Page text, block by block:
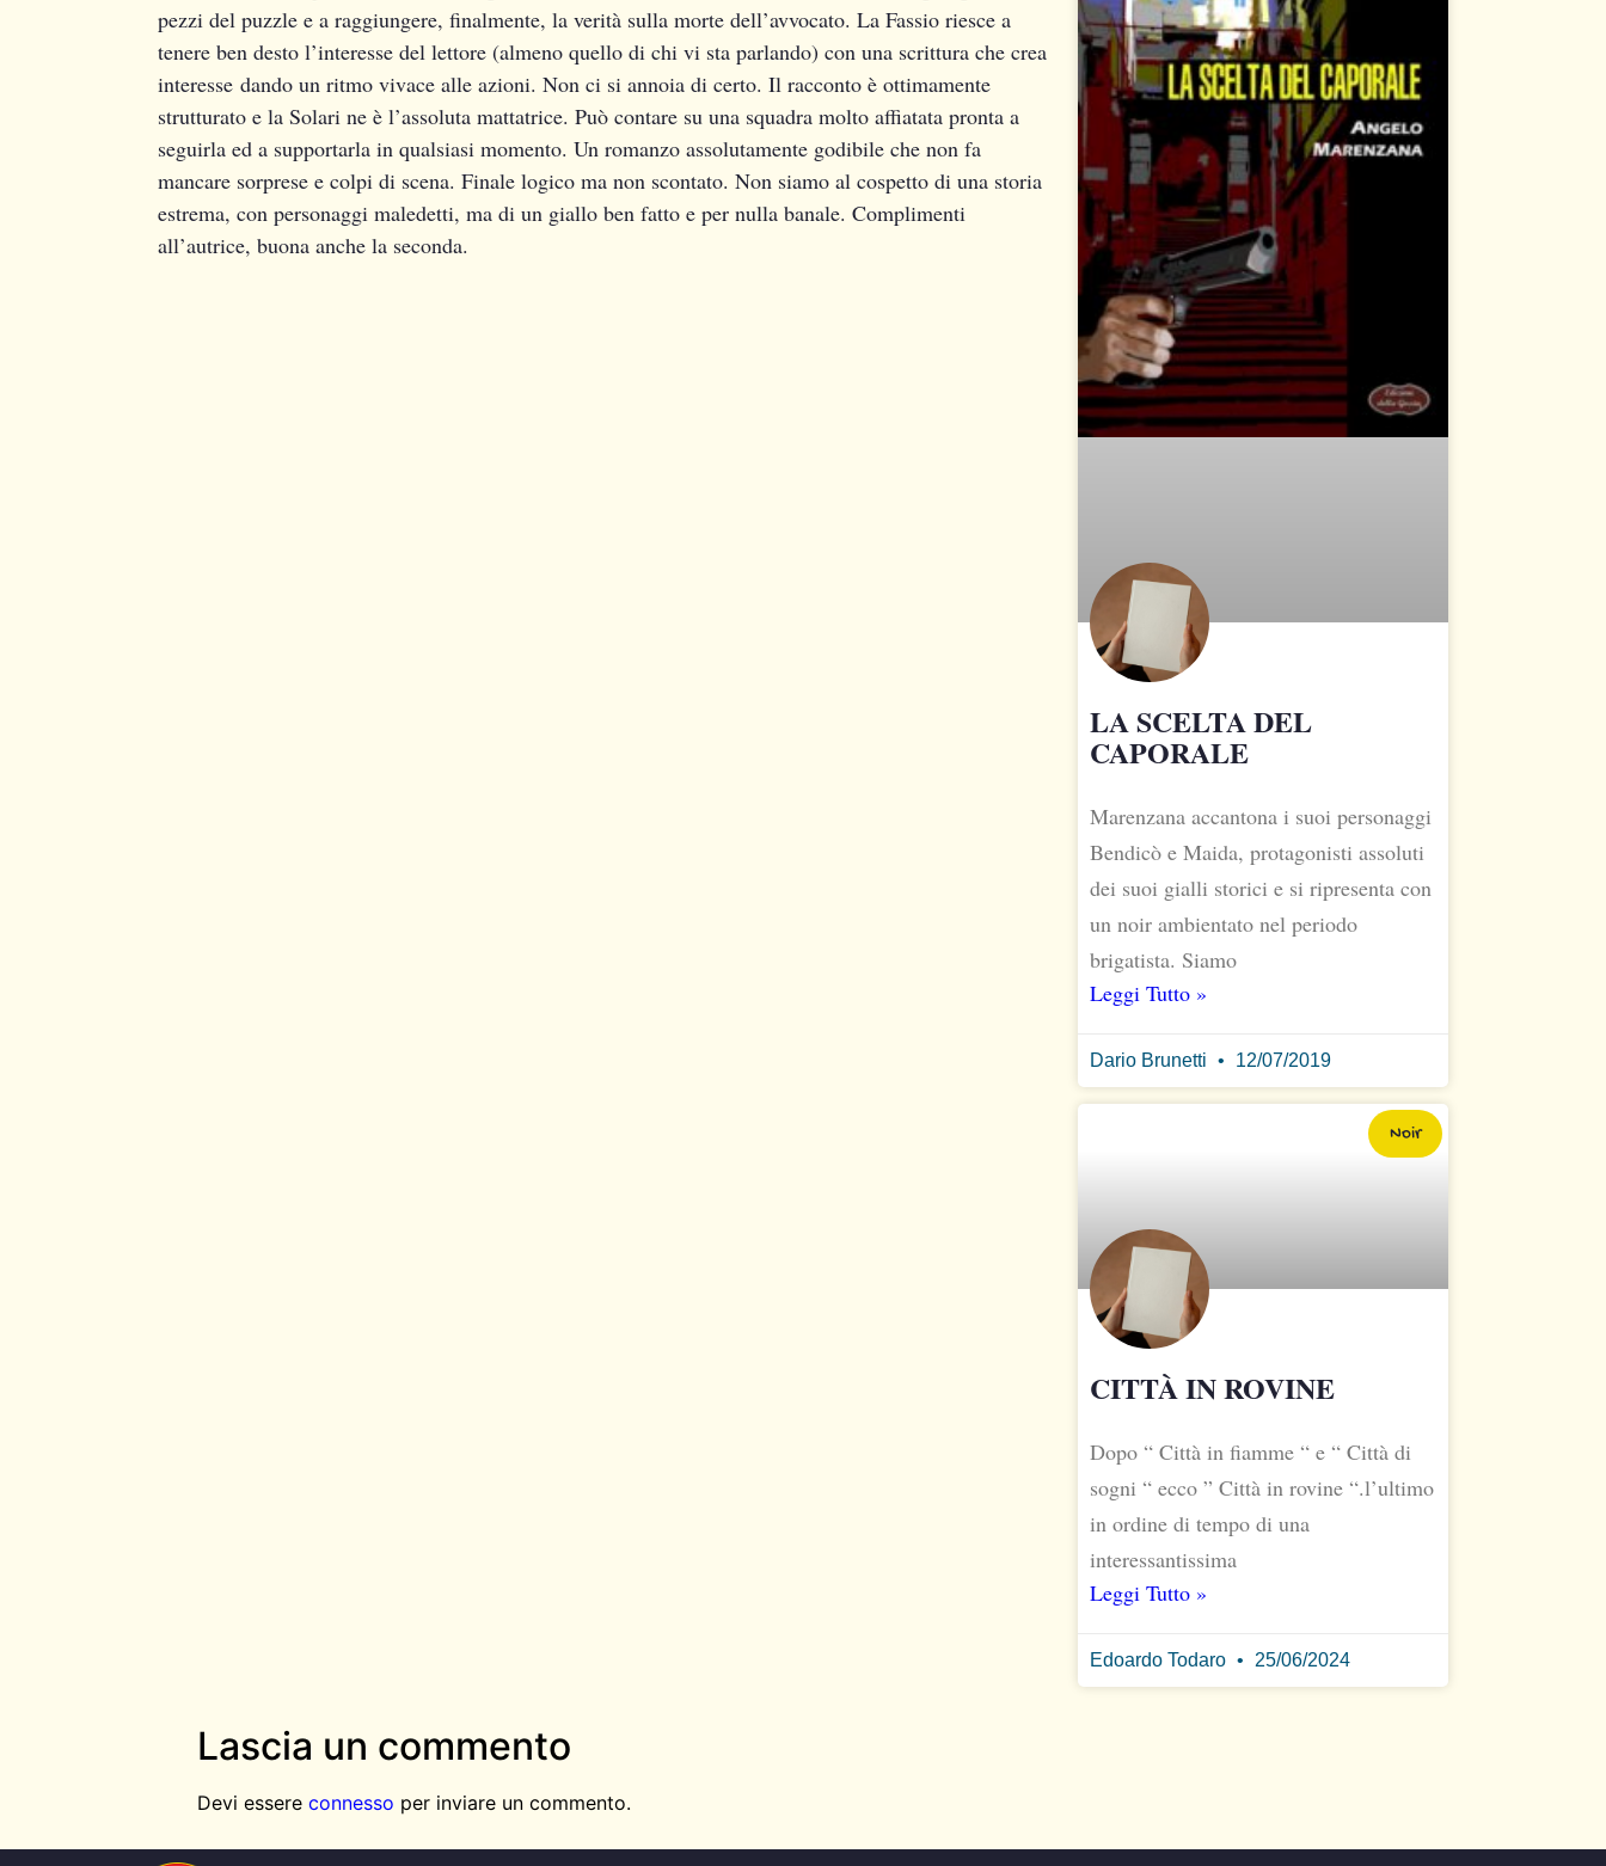
pezzi del puzzle e a raggiungere, finalmente, la verità sulla morte dell’avvocato. La Fassio riesce a
tenere ben desto l’interesse del lettore (almeno quello di chi vi sta parlando) con una scrittura che crea
interesse dando un ritmo vivace alle azioni. Non ci si annoia di certo. Il racconto è ottimamente
strutturato e la Solari ne è l’assoluta mattatrice. Può contare su una squadra molto affiatata pronta a
seguirla ed a supportarla in qualsiasi momento. Un romanzo assolutamente godibile che non fa
mancare sorprese e colpi di scena. Finale logico ma non scontato. Non siamo al cospetto di una storia
estrema, con personaggi maledetti, ma di un giallo ben fatto e per nulla banale. Complimenti
all’autrice, buona anche la seconda.
LA SCELTA DEL
CAPORALE
Marenzana accantona i suoi personaggi
Bendicò e Maida, protagonisti assoluti
dei suoi gialli storici e si ripresenta con
un noir ambientato nel periodo
brigatista. Siamo
Leggi Tutto »
Dario Brunetti 12/07/2019
Noir
CITTÀ IN ROVINE
Dopo “ Città in fiamme “ e “ Città di
sogni “ ecco ” Città in rovine “.l’ultimo
in ordine di tempo di una
interessantissima
Leggi Tutto »
Edoardo Todaro 25/06/2024
Lascia un commento
Devi essere connesso per inviare un commento.